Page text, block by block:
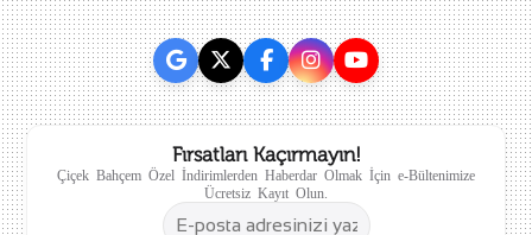
Fırsatları Kaçırmayın!
Çiçek Bahçem Özel İndirimlerden Haberdar Olmak İçin e-Bültenimize
Ücretsiz Kayıt Olun.